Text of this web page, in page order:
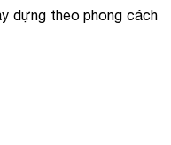
dựng theo phong cách